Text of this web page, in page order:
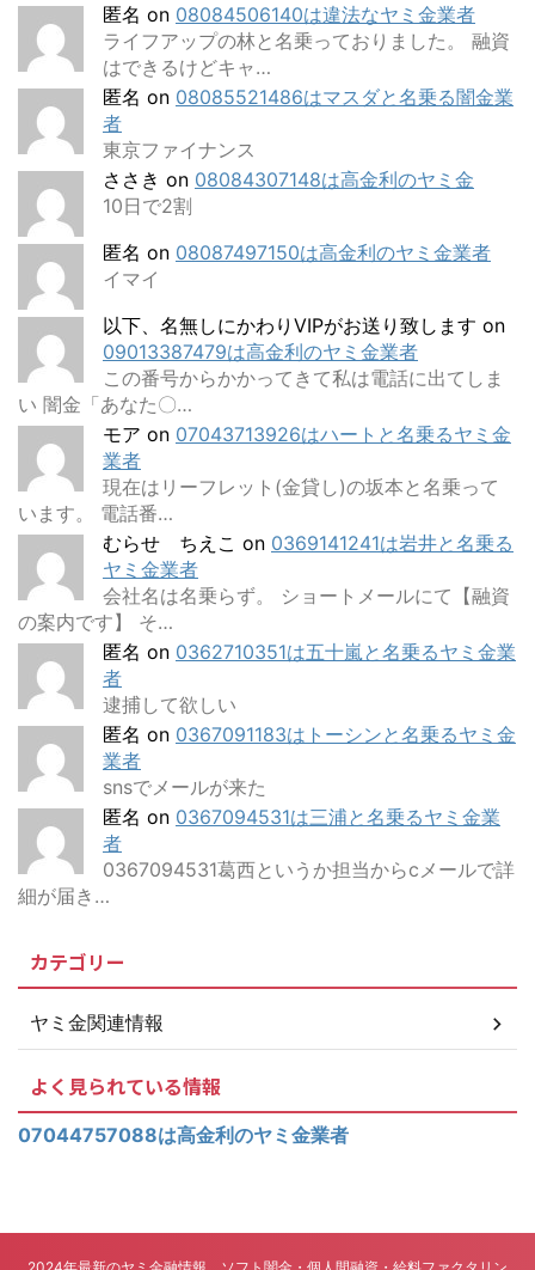
匿名 on 08084506140は違法なヤミ金業者
ライフアップの林と名乗っておりました。 融資
はできるけどキャ…
匿名 on 08085521486はマスダと名乗る闇金業
者
東京ファイナンス
ささき on 08084307148は高金利のヤミ金
10日で2割
匿名 on 08087497150は高金利のヤミ金業者
イマイ
以下、名無しにかわりVIPがお送り致します on
09013387479は高金利のヤミ金業者
この番号からかかってきて私は電話に出てしま
い 闇金「あなた〇…
モア on 07043713926はハートと名乗るヤミ金
業者
現在はリーフレット(金貸し)の坂本と名乗って
います。 電話番…
むらせ ちえこ on 0369141241は岩井と名乗る
ヤミ金業者
会社名は名乗らず。 ショートメールにて【融資
の案内です】 そ…
匿名 on 0362710351は五十嵐と名乗るヤミ金業
者
逮捕して欲しい
匿名 on 0367091183はトーシンと名乗るヤミ金
業者
snsでメールが来た
匿名 on 0367094531は三浦と名乗るヤミ金業
者
0367094531葛西というか担当からcメールで詳
細が届き…
カテゴリー
ヤミ金関連情報
よく見られている情報
07044757088は高金利のヤミ金業者